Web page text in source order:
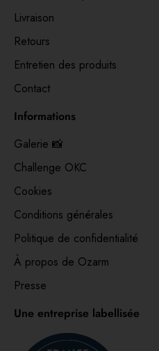
Livraison
Retours
Entretien des produits
Contact
Informations
Galerie 📸
Challenge OKC
Cookies
Conditions générales
Politique de confidentialité
À propos de Ozarm
Presse
Une entreprise labellisée